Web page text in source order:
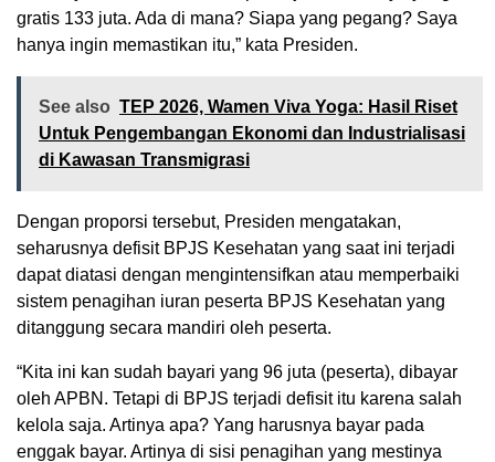
gratis 133 juta. Ada di mana? Siapa yang pegang? Saya
hanya ingin memastikan itu,” kata Presiden.
See also TEP 2026, Wamen Viva Yoga: Hasil Riset
Untuk Pengembangan Ekonomi dan Industrialisasi
di Kawasan Transmigrasi
Dengan proporsi tersebut, Presiden mengatakan,
seharusnya defisit BPJS Kesehatan yang saat ini terjadi
dapat diatasi dengan mengintensifkan atau memperbaiki
sistem penagihan iuran peserta BPJS Kesehatan yang
ditanggung secara mandiri oleh peserta.
“Kita ini kan sudah bayari yang 96 juta (peserta), dibayar
oleh APBN. Tetapi di BPJS terjadi defisit itu karena salah
kelola saja. Artinya apa? Yang harusnya bayar pada
enggak bayar. Artinya di sisi penagihan yang mestinya